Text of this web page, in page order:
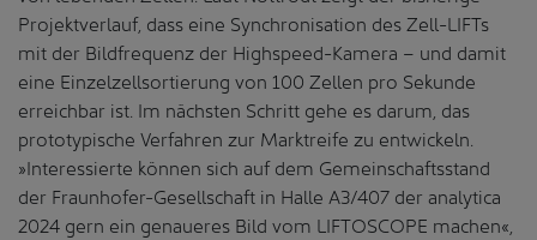
Projektverlauf, dass eine Synchronisation des Zell-LIFTs
mit der Bildfrequenz der Highspeed-Kamera – und damit
eine Einzelzellsortierung von 100 Zellen pro Sekunde
erreichbar ist. Im nächsten Schritt gehe es darum, das
prototypische Verfahren zur Marktreife zu entwickeln.
»Interessierte können sich auf dem Gemeinschaftsstand
der Fraunhofer-Gesellschaft in Halle A3/407 der analytica
2024 gern ein genaueres Bild vom LIFTOSCOPE machen«,